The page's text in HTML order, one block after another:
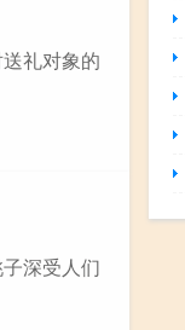
礼对象的
深受人们